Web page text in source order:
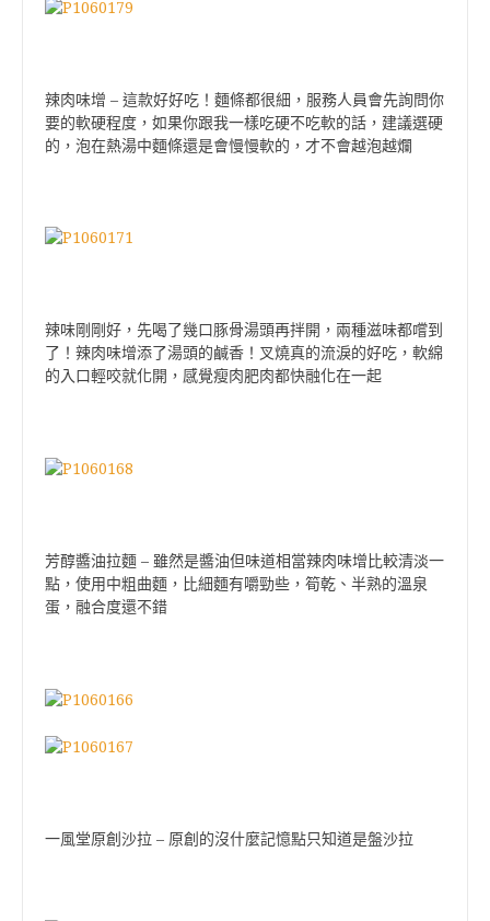
辣肉味增 – 這款好好吃！ 麵條都很細，服務人員會先詢問你
要的軟硬程度，如果你跟我一樣吃硬不吃軟的話，建議選硬
的，泡在熱湯中麵條還是會慢慢軟的，才不會越泡越爛
辣味剛剛好，先喝了幾口豚骨湯頭再拌開，兩種滋味都嚐到
了！ 辣肉味增添了湯頭的鹹香！ 叉燒真的流淚的好吃，軟綿
的入口輕咬就化開，感覺瘦肉肥肉都快融化在一起
芳醇醬油拉麵 – 雖然是醬油但味道相當辣肉味增比較清淡一
點，使用中粗曲麵，比細麵有嚼勁些，筍乾、半熟的溫泉
蛋，融合度還不錯
一風堂原創沙拉 – 原創的沒什麼記憶點只知道是盤沙拉